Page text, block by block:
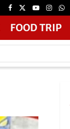
FOOD TRIP